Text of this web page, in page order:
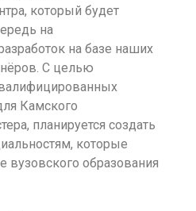
который будет
на
на базе наших
С целью
Камского
планируется создать
которые
вузовского образования